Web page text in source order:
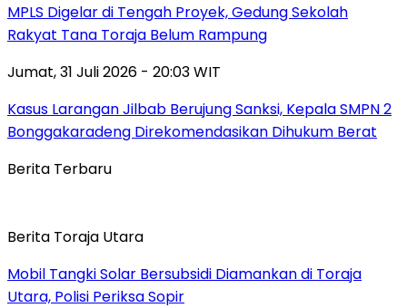
MPLS Digelar di Tengah Proyek, Gedung Sekolah
Rakyat Tana Toraja Belum Rampung
Jumat, 31 Juli 2026 - 20:03 WIT
Kasus Larangan Jilbab Berujung Sanksi, Kepala SMPN 2
Bonggakaradeng Direkomendasikan Dihukum Berat
Berita Terbaru
Berita Toraja Utara
Mobil Tangki Solar Bersubsidi Diamankan di Toraja
Utara, Polisi Periksa Sopir